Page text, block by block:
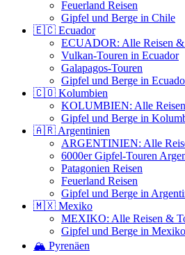
Feuerland Reisen
Gipfel und Berge in Chile
🇪🇨 Ecuador
ECUADOR: Alle Reisen &
Vulkan-Touren in Ecuador
Galapagos-Touren
Gipfel und Berge in
🇨🇴 Kolumbien
KOLUMBIEN: Alle
Gipfel und Berge in
🇦🇷 Argentinien
ARGENTINIEN: Alle
6000er Gipfel-Touren
Patagonien Reisen
Feuerland Reisen
Gipfel und Berge in
🇲🇽 Mexiko
MEXIKO: Alle Reisen &
Gipfel und Berge in Mexiko
🏔️ Pyrenäen